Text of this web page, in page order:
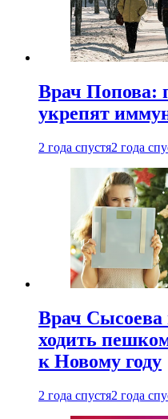
Врач Попова:
укрепят
2 года спустя2 года
Врач Сысоева
ходить
к Новому году
2 года спустя2 года